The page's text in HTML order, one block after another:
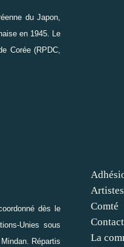
du Japon,
en 1945. Le
Corée (RPDC,
dès le
Unies sous
Répartis
Comté
Contact
La